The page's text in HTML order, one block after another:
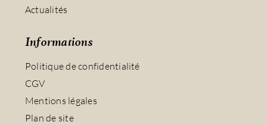
Actualités
Informations
Politique de confidentialité
CGV
Mentions légales
Plan de site